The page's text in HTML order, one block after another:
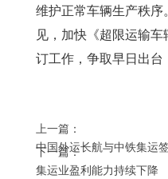
维护正常车辆生产秩
见，加快《超限运输
订工作，争取早日出台
上一篇：
中国外运长航与中铁集运
下一篇：
集运业盈利能力持续下降